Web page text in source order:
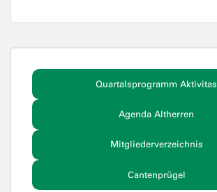
Quartalsprogramm Aktivitas
Agenda Altherren
Mitgliederverzeichnis
Cantenprügel